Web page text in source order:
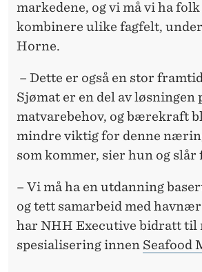
markedene, og vi må vi ha
kombinere ulike fagfelt,
Horne.
– Dette er også en stor
Sjømat er en del av løsningen
matvarebehov, og bærekraft
mindre viktig for denne
som kommer, sier hun og slår
– Vi må ha en utdanning
og tett samarbeid med
har NHH Executive bidratt til
spesialisering innen Seafood